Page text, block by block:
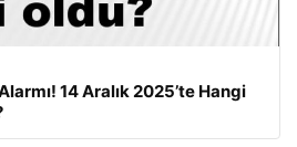
14 Aralık 2025’te Hangi